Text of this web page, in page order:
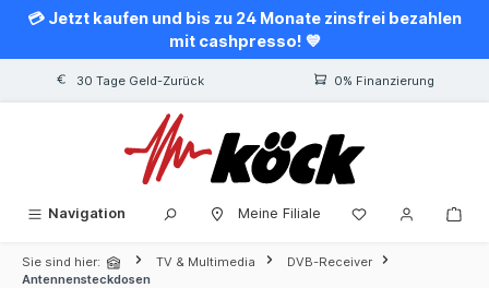
springen
💳 Jetzt kaufen und bis zu 24 Monate zinsfrei bezahlen
mit cashpresso! 💙
30 Tage Geld-Zurück 0% Finanzierung
Navigation Meine Filiale
Sie sind hier: TV & Multimedia
DVB-Receiver
Antennensteckdosen